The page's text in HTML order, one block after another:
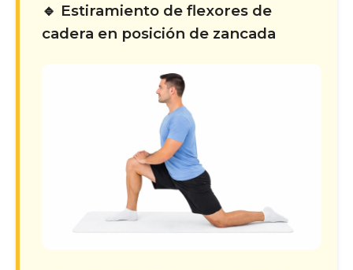
🔹 Estiramiento de flexores de
cadera en posición de zancada